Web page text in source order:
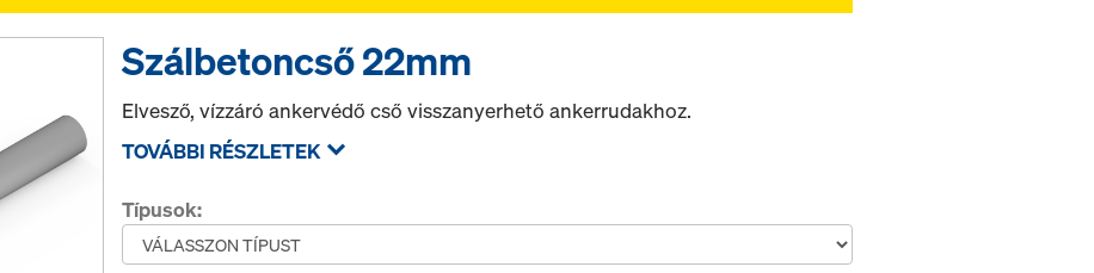
Szálbetoncső 22mm
Elvesző, vízzáró ankervédő cső visszanyerhető ankerrudakhoz.
TOVÁBBI RÉSZLETEK
Típusok: